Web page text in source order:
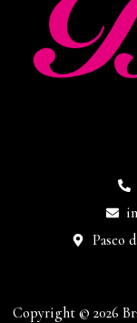
Paseo
Copyright © 2026